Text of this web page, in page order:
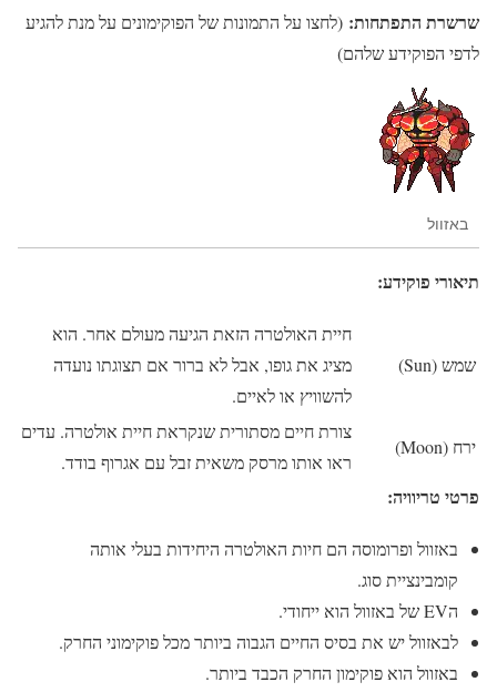
שרשרת התפתחות: (לחצו על התמונות של הפוקימונים על מנת להגיע
לדפי הפוקידע שלהם)
באזוול
תיאורי פוקידע:
שמש (Sun)
חיית האולטרה הזאת הגיעה מעולם אחר. הוא
מציג את גופו, אבל לא ברור אם תצוגתו נועדה
להשוויץ או לאיים.
ירח (Moon)
צורת חיים מסתורית שנקראת חיית אולטרה. עדים
ראו אותו מרסק משאית זבל עם אגרוף בודד.
פרטי טריוויה:
באזוול ופרומוסה הם חיות האולטרה היחידות בעלי אותה
קומבינציית סוג.
הEV של באזוול הוא ייחודי.
לבאזוול יש את בסיס החיים הגבוה ביותר מכל פוקימוני החרק.
באזוול הוא פוקימון החרק הכבד ביותר.